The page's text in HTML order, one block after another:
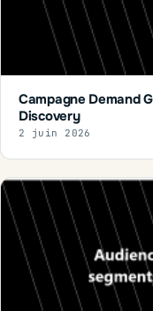
Campagne Demand
Discovery
2 juin 2026